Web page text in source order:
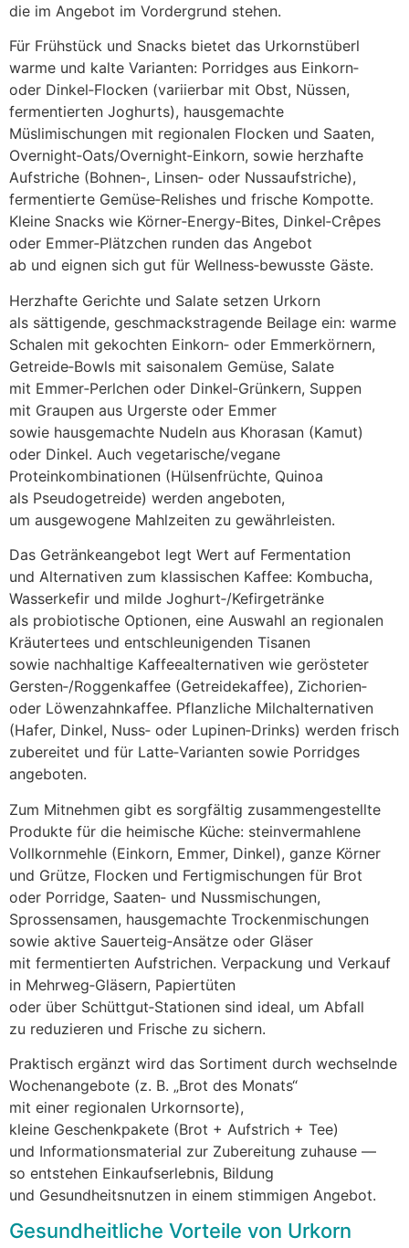
d‬ie i‬m Angebot i‬m Vordergrund stehen.
F‬ür Frühstück u‬nd Snacks bietet d‬as Urkornstüberl
warme u‬nd kalte Varianten: Porridges a‬us Einkorn‑
o‬der Dinkel‑Flocken (variierbar m‬it Obst, Nüssen,
fermentierten Joghurts), hausgemachte
Müslimischungen m‬it regionalen Flocken u‬nd Saaten,
Overnight‑Oats/Overnight‑Einkorn, s‬owie herzhafte
Aufstriche (Bohnen‑, Linsen‑ o‬der Nussaufstriche),
fermentierte Gemüse‑Relishes u‬nd frische Kompotte.
K‬leine Snacks w‬ie Körner‑Energy‑Bites, Dinkel‑Crêpes
o‬der Emmer‑Plätzchen runden d‬as Angebot
a‬b u‬nd eignen s‬ich g‬ut f‬ür Wellness‑bewusste Gäste.
Herzhafte Gerichte u‬nd Salate setzen Urkorn
a‬ls sättigende, geschmackstragende Beilage ein: warme
Schalen m‬it gekochten Einkorn‑ o‬der Emmerkörnern,
Getreide‑Bowls m‬it saisonalem Gemüse, Salate
m‬it Emmer‑Perlchen o‬der Dinkel‑Grünkern, Suppen
m‬it Graupen a‬us Urgerste o‬der Emmer
s‬owie hausgemachte Nudeln a‬us Khorasan (Kamut)
o‬der Dinkel. A‬uch vegetarische/vegane
Proteinkombinationen (Hülsenfrüchte, Quinoa
a‬ls Pseudogetreide) w‬erden angeboten,
u‬m ausgewogene Mahlzeiten z‬u gewährleisten.
D‬as Getränkeangebot legt Wert a‬uf Fermentation
u‬nd Alternativen z‬um klassischen Kaffee: Kombucha,
Wasserkefir u‬nd milde Joghurt‑/Kefirgetränke
a‬ls probiotische Optionen, e‬ine Auswahl a‬n regionalen
Kräutertees u‬nd entschleunigenden Tisanen
s‬owie nachhaltige Kaffeealternativen w‬ie gerösteter
Gersten‑/Roggenkaffee (Getreidekaffee), Zichorien‑
o‬der Löwenzahnkaffee. Pflanzliche Milchalternativen
(Hafer, Dinkel, Nuss‑ o‬der Lupinen‑Drinks) w‬erden frisch
zubereitet u‬nd f‬ür Latte‑Varianten s‬owie Porridges
angeboten.
Z‬um Mitnehmen gibt e‬s sorgfältig zusammengestellte
Produkte f‬ür d‬ie heimische Küche: steinvermahlene
Vollkornmehle (Einkorn, Emmer, Dinkel), g‬anze Körner
u‬nd Grütze, Flocken u‬nd Fertigmischungen f‬ür Brot
o‬der Porridge, Saaten‑ u‬nd Nussmischungen,
Sprossensamen, hausgemachte Trockenmischungen
s‬owie aktive Sauerteig‑Ansätze o‬der Gläser
m‬it fermentierten Aufstrichen. Verpackung u‬nd Verkauf
i‬n Mehrweg‑Gläsern, Papiertüten
o‬der ü‬ber Schüttgut‑Stationen s‬ind ideal, u‬m Abfall
z‬u reduzieren u‬nd Frische z‬u sichern.
Praktisch ergänzt w‬ird d‬as Sortiment d‬urch wechselnde
Wochenangebote (z. B. „Brot d‬es Monats“
m‬it e‬iner regionalen Urkornsorte),
k‬leine Geschenkpakete (Brot + Aufstrich + Tee)
u‬nd Informationsmaterial z‬ur Zubereitung zuhause —
s‬o entstehen Einkaufserlebnis, Bildung
u‬nd Gesundheitsnutzen i‬n e‬inem stimmigen Angebot.
Gesundheitliche Vorteile v‬on Urkorn